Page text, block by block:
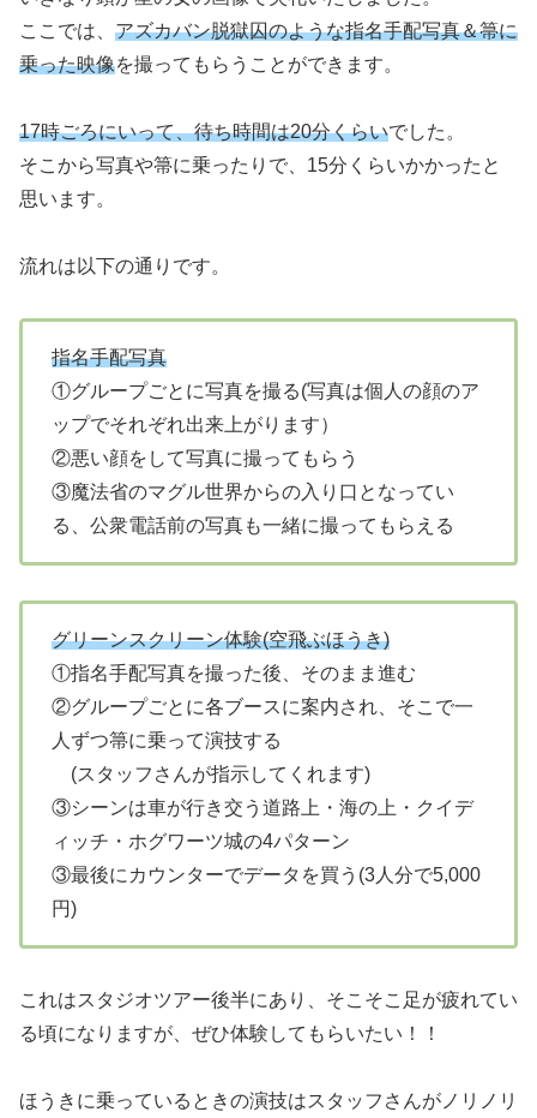
ここでは、 アズカバン脱獄囚のような指名手配写真＆箒に
乗った映像を撮ってもらうことができます。
17時ごろにいって、待ち時間は20分くらいでした。
そこから写真や箒に乗ったりで、15分くらいかかったと
思います。
流れは以下の通りです。
指名手配写真
①グループごとに写真を撮る(写真は個人の顔のア
ップでそれぞれ出来上がります）
②悪い顔をして写真に撮ってもらう
③魔法省のマグル世界からの入り口となってい
る、公衆電話前の写真も一緒に撮ってもらえる
グリーンスクリーン体験(空飛ぶほうき)
①指名手配写真を撮った後、そのまま進む
②グループごとに各ブースに案内され、そこで一
人ずつ箒に乗って演技する
(スタッフさんが指示してくれます)
③シーンは車が行き交う道路上・海の上・クイデ
ィッチ・ホグワーツ城の4パターン
③最後にカウンターでデータを買う(3人分で5,000
円)
これはスタジオツアー後半にあり、そこそこ足が疲れてい
る頃になりますが、ぜひ体験してもらいたい！！
ほうきに乗っているときの演技はスタッフさんがノリノリ